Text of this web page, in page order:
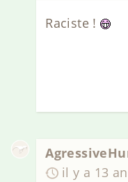
Raciste !
il y a 13